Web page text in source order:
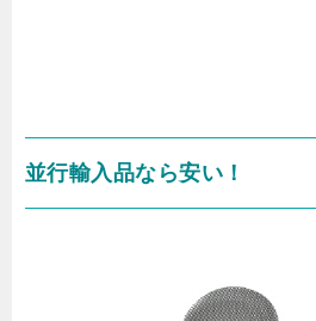
並行輸入品なら安い！